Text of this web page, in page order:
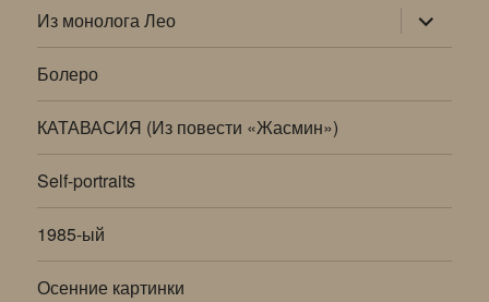
Из монолога Лео раскрыть
дочернее
меню
Болеро
КАТАВАСИЯ (Из повести «Жасмин»)
Self-portraits
1985-ый
Осенние картинки